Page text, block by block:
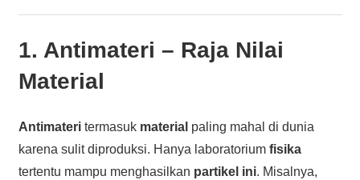
1. Antimateri – Raja Nilai
Material
Antimateritermasuk material paling mahal di dunia
karena sulit diproduksi. Hanya laboratorium fisika
tertentu mampu menghasilkan partikel ini. Misalnya,